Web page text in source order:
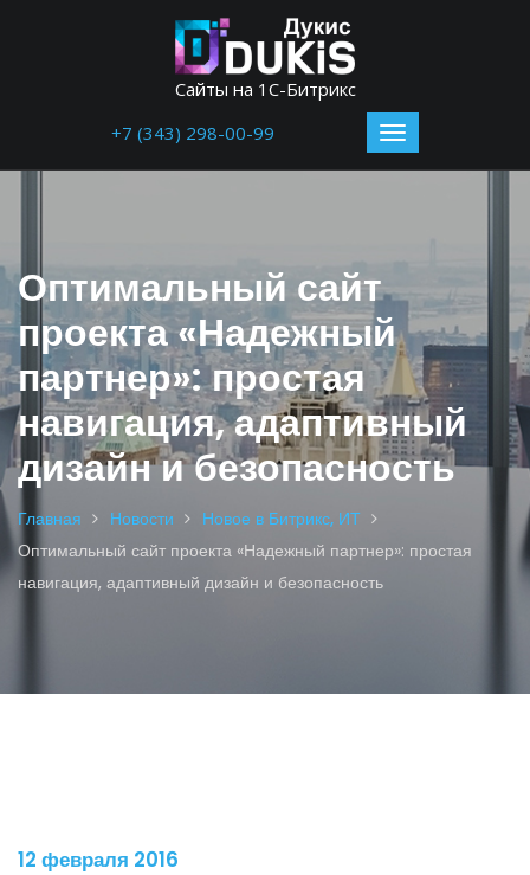
Сайты на 1С-Битрикс
+7 (343) 298-00-99
Оптимальный сайт
проекта «Надежный
партнер»: простая
навигация, адаптивный
дизайн и безопасность
Главная Новости
Новое в Битрикс, ИТ
Оптимальный сайт проекта «Надежный партнер»: простая
навигация, адаптивный дизайн и безопасность
12 февраля 2016